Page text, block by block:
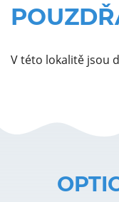
V této lokalitě jsou